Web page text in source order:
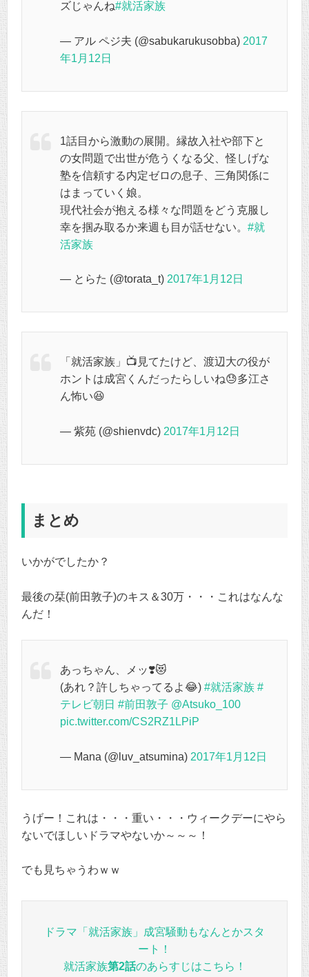
ズじゃんね#就活家族
— アル ペジ夫 (@sabukarukusobba) 2017
年1月12日
1話目から激動の展開。縁故入社や部下と
の女問題で出世が危うくなる父、怪しげな
塾を信頼する内定ゼロの息子、三角関係に
はまっていく娘。
現代社会が抱える様々な問題をどう克服し
幸を掴み取るか来週も目が話せない。 #就
活家族
— とらた (@torata_t) 2017年1月12日
「就活家族」📺見てたけど、渡辺大の役が
ホントは成宮くんだったらしいね😓多江さ
ん怖い😆
— 紫苑 (@shienvdc) 2017年1月12日
まとめ
いかがでしたか？
最後の栞(前田敦子)のキス＆30万・・・これはなんな
んだ！
あっちゃん、メッ❣️😻
(あれ？許しちゃってるよ😂) #就活家族 #
テレビ朝日 #前田敦子 @Atsuko_100
pic.twitter.com/CS2RZ1LPiP
— Mana (@luv_atsumina) 2017年1月12日
うげー！これは・・・重い・・・ウィークデーにやら
ないでほしいドラマやないか～～～！
でも見ちゃうわｗｗ
ドラマ「就活家族」成宮騒動もなんとかスタ
ート！
就活家族第2話のあらすじはこちら！